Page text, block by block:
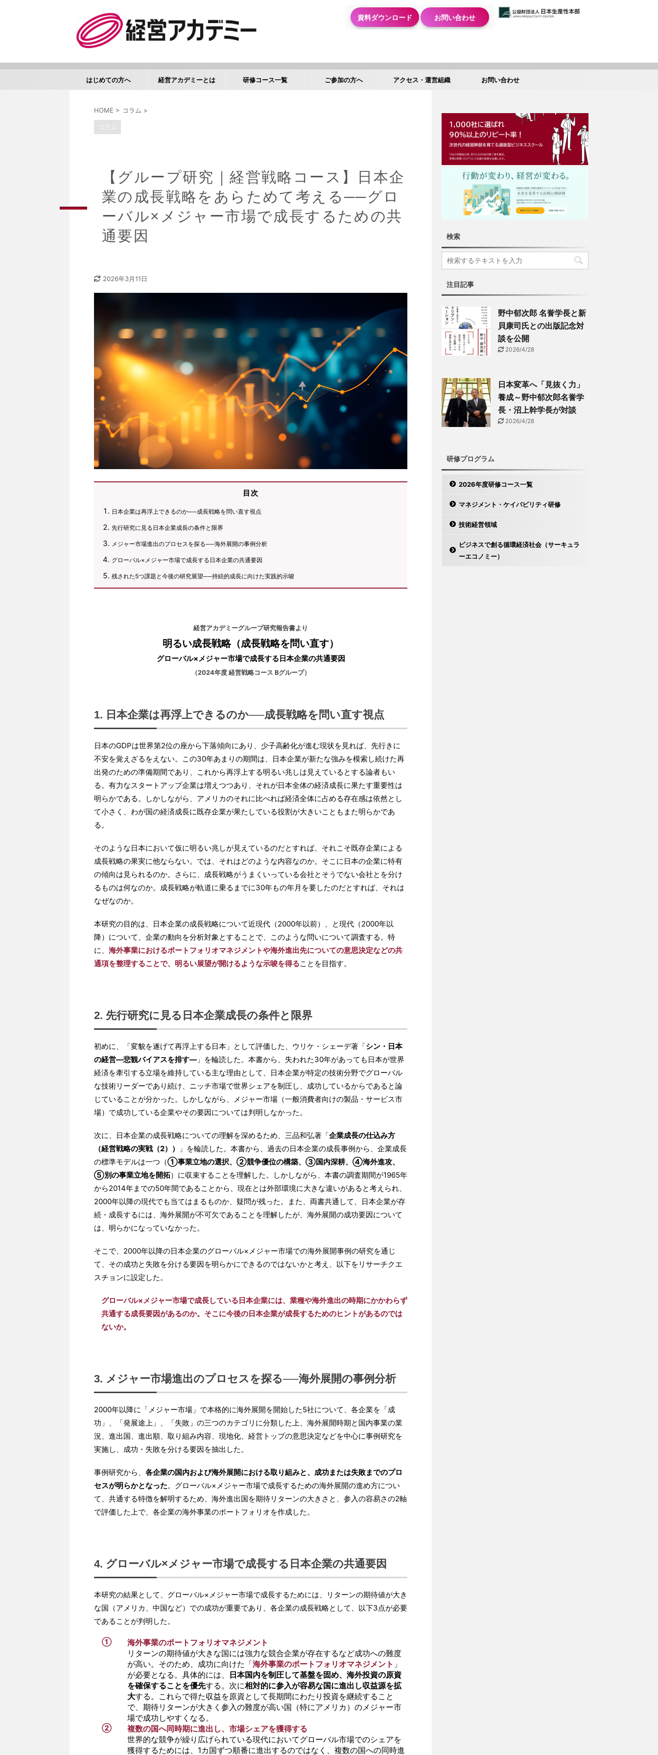
資料ダウンロード お問い合わせ
はじめての方へ 経営アカデミーとは 研修コース一覧 ご参加の方へ アクセス・運営組織 お問い合わせ
HOME > コラム >
コラム
【グループ研究｜経営戦略コース】日本企
業の成長戦略をあらためて考える──グロ
ーバル×メジャー市場で成長するための共
通要因
2026年3月11日
目次
日本企業は再浮上できるのか──成長戦略を問い直す視点
先行研究に見る日本企業成長の条件と限界
メジャー市場進出のプロセスを探る──海外展開の事例分析
グローバル×メジャー市場で成長する日本企業の共通要因
残された5つ課題と今後の研究展望──持続的成長に向けた実践的示唆
経営アカデミーグループ研究報告書より
明るい成長戦略（成長戦略を問い直す）
グローバル×メジャー市場で成長する日本企業の共通要因
（2024年度 経営戦略コース Bグループ）
1. 日本企業は再浮上できるのか──成長戦略を問い直す視点
日本のGDPは世界第2位の座から下落傾向にあり、少子高齢化が進む現状を見れば、先行きに
不安を覚えざるをえない。この30年あまりの期間は、日本企業が新たな強みを模索し続けた再
出発のための準備期間であり、これから再浮上する明るい兆しは見えているとする論者もい
る。有力なスタートアップ企業は増えつつあり、それが日本全体の経済成長に果たす重要性は
明らかである。しかしながら、アメリカのそれに比べれば経済全体に占める存在感は依然とし
て小さく、わが国の経済成長に既存企業が果たしている役割が大きいこともまた明らかであ
る。
そのような日本において仮に明るい兆しが見えているのだとすれば、それこそ既存企業による
成長戦略の果実に他ならない。では、それはどのような内容なのか。そこに日本の企業に特有
の傾向は見られるのか。さらに、成長戦略がうまくいっている会社とそうでない会社とを分け
るものは何なのか。成長戦略が軌道に乗るまでに30年もの年月を要したのだとすれば、それは
なぜなのか。
本研究の目的は、日本企業の成長戦略について近現代（2000年以前）、と現代（2000年以
降）について、企業の動向を分析対象とすることで、このような問いについて調査する。特
に、 海外事業におけるポートフォリオマネジメントや海外進出先についての意思決定などの共
通項を整理することで、明るい展望が開けるような示唆を得ることを目指す。
2. 先行研究に見る日本企業成長の条件と限界
初めに、「変貌を遂げて再浮上する日本」として評価した、ウリケ・シェーデ著「シン・日本
の経営―悲観バイアスを排す― 」を輪読した。本書から、失われた30年があっても日本が世界
経済を牽引する立場を維持している主な理由として、日本企業が特定の技術分野でグローバル
な技術リーダーであり続け、ニッチ市場で世界シェアを制圧し、成功しているからであると論
じていることが分かった。しかしながら、メジャー市場（一般消費者向けの製品・サービス市
場）で成功している企業やその要因については判明しなかった。
次に、日本企業の成長戦略についての理解を深めるため、三品和弘著「企業成長の仕込み方
（経営戦略の実戦（2））
」を輪読した。本書から、過去の日本企業の成長事例から、企業成長
の標準モデルは一つ（①事業立地の選択、②競争優位の構築、③国内深耕、④海外進攻、
⑤別の事業立地を開拓）に収束することを理解した。しかしながら、本書の調査期間が1965年
から2014年までの50年間であることから、現在とは外部環境に大きな違いがあると考えられ、
2000年以降の現代でも当てはまるものか、疑問が残った。また、両書共通して、日本企業が存
続・成長するには、海外展開が不可欠であることを理解したが、海外展開の成功要因について
は、明らかになっていなかった。
そこで、2000年以降の日本企業のグローバル×メジャー市場での海外展開事例の研究を通じ
て、その成功と失敗を分ける要因を明らかにできるのではないかと考え、以下をリサーチクエ
スチョンに設定した。
グローバル×メジャー市場で成長している日本企業には、業種や海外進出の時期にかかわらず
共通する成長要因があるのか。そこに今後の日本企業が成長するためのヒントがあるのでは
ないか。
3. メジャー市場進出のプロセスを探る──海外展開の事例分析
2000年以降に「メジャー市場」で本格的に海外展開を開始した5社について、各企業を「成
功」、「発展途上」、「失敗」の三つのカテゴリに分類した上、海外展開時期と国内事業の業
況、進出国、進出順、取り組み内容、現地化、経営トップの意思決定などを中心に事例研究を
実施し、成功・失敗を分ける要因を抽出した。
事例研究から、 各企業の国内および海外展開における取り組みと、成功または失敗までのプロ
セスが明らかとなった。グローバル×メジャー市場で成長するための海外展開の進め方につい
て、共通する特徴を解明するため、海外進出国を期待リターンの大きさと、参入の容易さの2軸
で評価した上で、各企業の海外事業のポートフォリオを作成した。
4. グローバル×メジャー市場で成長する日本企業の共通要因
本研究の結果として、グローバル×メジャー市場で成長するためには、リターンの期待値が大き
な国（アメリカ、中国など）での成功が重要であり、各企業の成長戦略として、以下3点が必要
であることが判明した。
①
海外事業のポートフォリオマネジメント
リターンの期待値が大きな国には強力な競合企業が存在するなど成功への難度
が高い。そのため、成功に向けた「海外事業のポートフォリオマネジメント 」
が必要となる。具体的には、
日本国内を制圧して基盤を固め、海外投資の原資
を確保することを優先する。次に相対的に参入が容易な国に進出し収益源を拡
大する。これらで得た収益を原資として長期間にわたり投資を継続すること
で、期待リターンが大きく参入の難度が高い国（特にアメリカ）のメジャー市
場で成功しやすくなる。
②
複数の国へ同時期に進出し、市場シェアを獲得する
世界的な競争が繰り広げられている現代においてグローバル市場でのシェアを
獲得するためには、1カ国ずつ順番に進出するのではなく、複数の国への同時進
検索
注目記事
野中郁次郎 名誉学長と新
貝康司氏との出版記念対
談を公開
2026/4/28
日本変革へ「見抜く力」
養成～野中郁次郎名誉学
長・沼上幹学長が対談
2026/4/28
研修プログラム
2026年度研修コース一覧
マネジメント・ケイパビリティ研修
技術経営領域
ビジネスで創る循環経済社会（サーキュラ
ーエコノミー）